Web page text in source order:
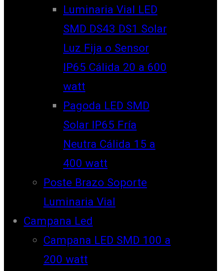
Luminaria Vial LED
SMD DS43 DS1 Solar
Luz Fija o Sensor
IP65 Cálida 20 a 600
watt
Pagoda LED SMD
Solar IP65 Fría
Neutra Cálida 15 a
400 watt
Poste Brazo Soporte
Luminaria Vial
Campana Led
Campana LED SMD 100 a
200 watt